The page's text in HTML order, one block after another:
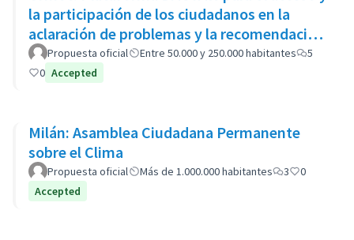
la participación de los ciudadanos en la
aclaración de problemas y la recomendación
de opciones políticas
Propuesta oficial Entre 50.000 y 250.000 habitantes
5
0 Accepted
Milán: Asamblea Ciudadana Permanente
sobre el Clima
Propuesta oficial Más de 1.000.000 habitantes 3
0
Accepted